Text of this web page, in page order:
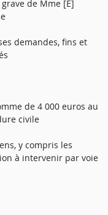
de Mme [E]
demandes, fins et
de 4 000 euros au
civile
y compris les
à intervenir par voie